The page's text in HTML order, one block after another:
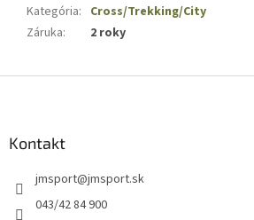
Kategória: Cross/Trekking/City
Záruka: 2 roky
Kontakt
jmsport@jmsport.sk
043/42 84 900